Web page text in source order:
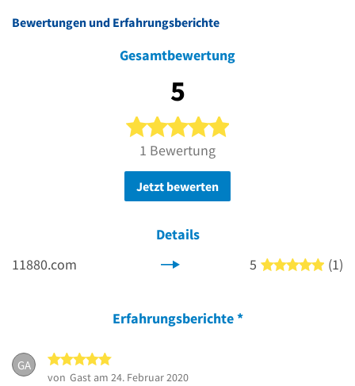
Bewertungen und Erfahrungsberichte
Gesamtbewertung
5
5 von 5 Sternen
1 Bewertung
Jetzt bewerten
Details
11880.com
5 5 von
(1)
Erfahrungsberichte*
GA
von Gast am 24. Februar 2020